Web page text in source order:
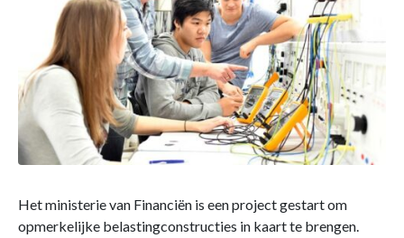
Het ministerie van Financiën is een project gestart om
opmerkelijke belastingconstructies in kaart te brengen.